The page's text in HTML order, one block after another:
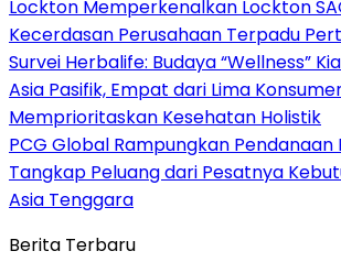
Lockton Memperkenalkan Lockton
Kecerdasan Perusahaan Terpadu
Survei Herbalife: Budaya “Wellness”
Asia Pasifik, Empat dari Lima
Memprioritaskan Kesehatan Holistik
PCG Global Rampungkan Pendanaan
Tangkap Peluang dari Pesatnya
Asia Tenggara
Berita Terbaru